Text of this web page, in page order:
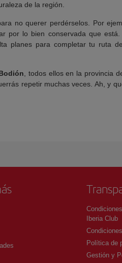
de la región.
no querer perdérselos. Por
por lo bien conservada que
planes para completar tu ruta
, todos ellos en la provincia
repetir muchas veces. Ah, y
Iberia Club
Política de
Gestión y